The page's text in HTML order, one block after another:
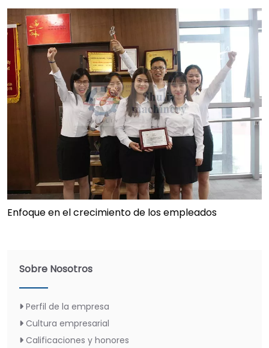
Enfoque en el crecimiento de los empleados
Sobre Nosotros
Perfil de la empresa
Cultura empresarial
Calificaciones y honores